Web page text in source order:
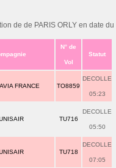
de de PARIS ORLY en date du
N° de
Vol
Statut
FRANCE TO8859
DECOLLE
05:23
TU716
DECOLLE
05:50
TU718
DECOLLE
07:05